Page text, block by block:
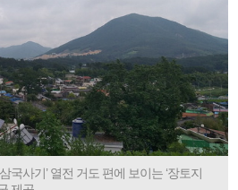
국사기’ 열전 거도 편에 보이는 ‘장토지